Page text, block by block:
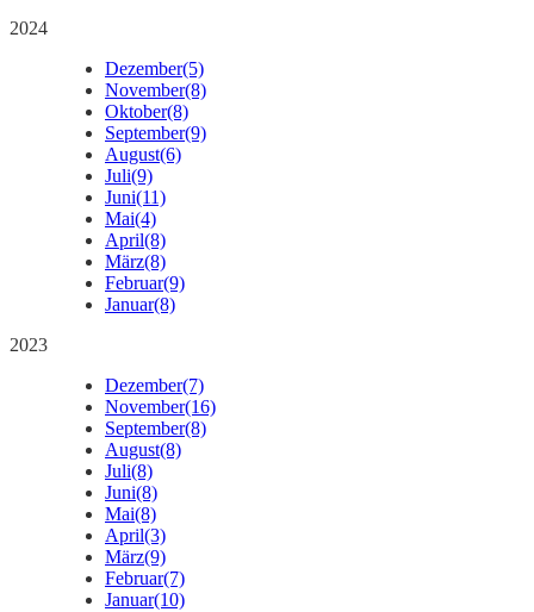
2024
Dezember(5)
November(8)
Oktober(8)
September(9)
August(6)
Juli(9)
Juni(11)
Mai(4)
April(8)
März(8)
Februar(9)
Januar(8)
2023
Dezember(7)
November(16)
September(8)
August(8)
Juli(8)
Juni(8)
Mai(8)
April(3)
März(9)
Februar(7)
Januar(10)